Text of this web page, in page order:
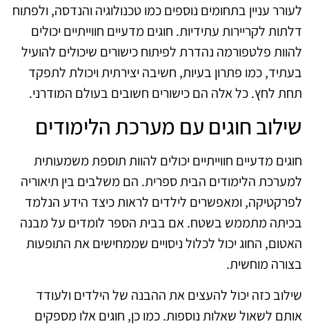
לעורר עניין בתחומים נוספים כמו טכנולוגיה והנדסה, ולפתוח
דלתות לקריירות עתידיות. חוגים מדעיים חווייתיים יכולים
להוות פלטפורמה נהדרת לפיתוח כישורים שיכולים להועיל
בעתיד, כמו פתרון בעיות, חשיבה יצירתית ויכולת לתפקד
תחת לחץ. כל אלה הם כישורים חשובים בעולם המודרני.
שילוב חוגים עם מערכת הלימודים
חוגים מדעיים חווייתיים יכולים להוות תוספת משמעותית
למערכת הלימודים הבית ספרית. הם משלבים בין תיאוריה
לפרקטיקה, ומאפשרים לילדים לראות כיצד הידע הנלמד
בכיתה מתממש בשטח. אם בבית הספר לומדים על מבנה
האטום, החוג יכול לכלול ניסויים שממחישים את התופעות
בצורה מוחשית.
שילוב כזה יכול להעצים את ההבנה של הילדים ולעודד
אותם לשאול שאלות נוספות. כמו כן, חוגים אלו מספקים